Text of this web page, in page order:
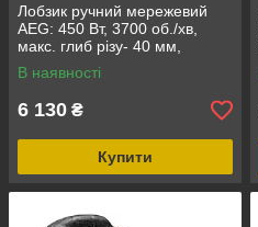
Лобзик ручний мережевий
AEG: 450 Вт, 3700 об./хв,
макс. глиб різу- 40 мм,
ампліт.-15 мм (PST500X) DW
В наявності
6 130 ₴
Купити